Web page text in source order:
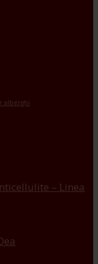
alberghi
– Linea